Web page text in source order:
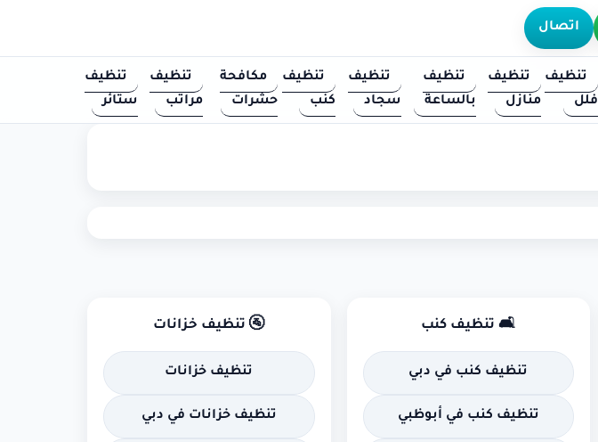
اتصال
تنظيف
فلل
تنظيف
منازل
تنظيف
بالساعة
تنظيف
سجاد
تنظيف
كنب
مكافحة
حشرات
تنظيف
مراتب
تنظيف
ستائر
🛋 تنظيف كنب
تنظيف كنب في دبي
تنظيف كنب في أبوظبي
🚰 تنظيف خزانات
تنظيف خزانات
تنظيف خزانات في دبي